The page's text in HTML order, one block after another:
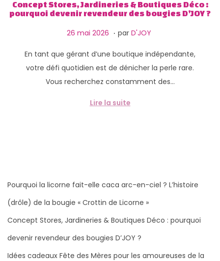
g
a
o
n
n
u
Concept Stores, Jardineries & Boutiques Déco :
pourquoi devenir revendeur des bougies D’JOY ?
P
b
l
i
26 mai 2026 2
m
a
i
2
. par D'JOY
En tant que gérant d’une boutique indépendante,
votre défi quotidien est de dénicher la perle rare.
Vous recherchez constamment des…
Lire la suite
Pourquoi la licorne fait-elle caca arc-en-ciel ? L’histoire
(drôle) de la bougie « Crottin de Licorne »
Concept Stores, Jardineries & Boutiques Déco : pourquoi
devenir revendeur des bougies D’JOY ?
Idées cadeaux Fête des Mères pour les amoureuses de la